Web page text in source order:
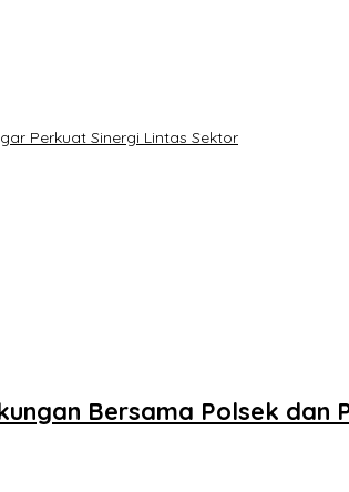
Perkuat Sinergi Lintas Sektor
Bersama Polsek dan